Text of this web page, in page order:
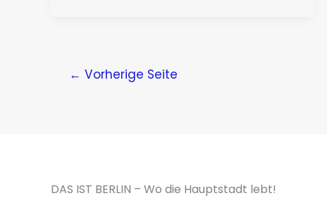
← Vorherige Seite
DAS IST BERLIN – Wo die Hauptstadt lebt!